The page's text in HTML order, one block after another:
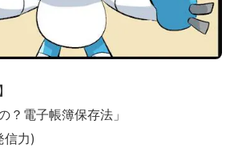
？電子帳簿保存法」
信力)